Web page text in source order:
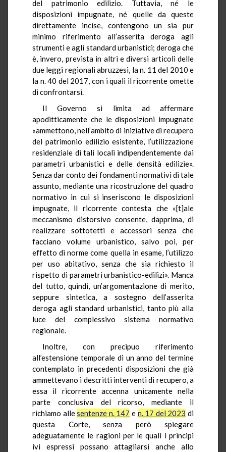
del patrimonio edilizio. Tuttavia, né le
disposizioni impugnate, né quelle da queste
direttamente incise, contengono un sia pur
minimo riferimento all’asserita deroga agli
strumenti e agli standard urbanistici; deroga che
è, invero, prevista in altri e diversi articoli delle
due leggi regionali abruzzesi, la n. 11 del 2010 e
la n. 40 del 2017, con i quali il ricorrente omette
di confrontarsi.
Il Governo si limita ad affermare
apoditticamente che le disposizioni impugnate
«ammettono, nell’ambito di iniziative di recupero
del patrimonio edilizio esistente, l’utilizzazione
residenziale di tali locali indipendentemente dai
parametri urbanistici e delle densità edilizie».
Senza dar conto dei fondamenti normativi di tale
assunto, mediante una ricostruzione del quadro
normativo in cui si inseriscono le disposizioni
impugnate, il ricorrente contesta che «[t]ale
meccanismo distorsivo consente, dapprima, di
realizzare sottotetti e accessori senza che
facciano volume urbanistico, salvo poi, per
effetto di norme come quella in esame, l’utilizzo
per uso abitativo, senza che sia richiesto il
rispetto di parametri urbanistico-edilizi». Manca
del tutto, quindi, un’argomentazione di merito,
seppure sintetica, a sostegno dell’asserita
deroga agli standard urbanistici, tanto più alla
luce del complessivo sistema normativo
regionale.
Inoltre, con precipuo riferimento
all’estensione temporale di un anno del termine
contemplato in precedenti disposizioni che già
ammettevano i descritti interventi di recupero, a
essa il ricorrente accenna unicamente nella
parte conclusiva del ricorso, mediante il
richiamo allesentenze n. 147 e n. 17 del 2023 di
questa Corte, senza però spiegare
adeguatamente le ragioni per le quali i principi
ivi espressi possano attagliarsi anche allo